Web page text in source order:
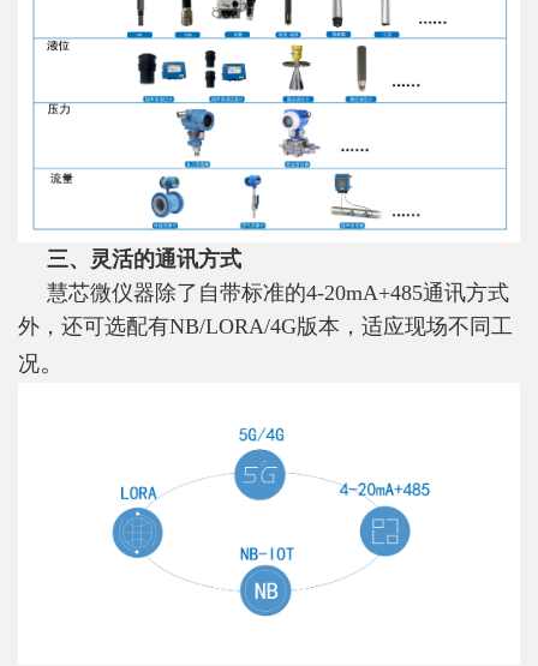
三、灵活的通讯方式
慧芯微仪器除了自带标准的4-20mA+485通讯方式
外，还可选配有NB/LORA/4G版本，适应现场不同工
况。